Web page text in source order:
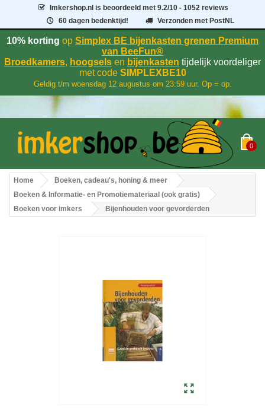
Imkershop.nl is beoordeeld met9.2/10 - 1052 reviews
60 dagen bedenktijd!
Verzonden met PostNL
10% korting op Simplex BE bijenkasten grenen Premium
van BeeFun®
Broedkamers, hoogsels en bijenkasten tijdelijk voordeliger
met codeSIMPLEXBE10
Geldig t/m woensdag 12 augustus om 23:59 uur. Op = op.
0
Home
Boeken, cadeau's, honing & meer
Boeken & Informatie- en Promotiemateriaal (ook gratis)
Boeken voor imkers
Bijenhouden voor gevorderden